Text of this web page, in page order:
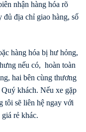
nhận hàng hóa rõ
đủ địa chỉ giao hàng, số
hàng hóa bị hư hỏng,
nếu có, hoàn toàn
hai bên cùng thương
khách. Nếu xe gặp
tôi sẽ liên hệ ngay với
rẻ khác.